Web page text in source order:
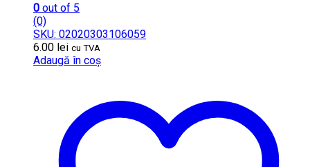
0 out of 5
(0)
SKU: 02020303106059
6.00 lei cu TVA
Adaugă în coș